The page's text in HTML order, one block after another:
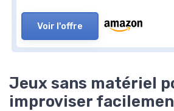
Voir l'offre
Jeux sans matériel
improviser